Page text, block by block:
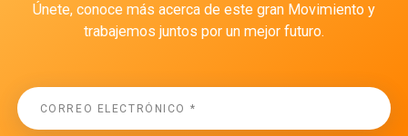
Únete, conoce más acerca de este gran Movimiento y
trabajemos juntos por un mejor futuro.